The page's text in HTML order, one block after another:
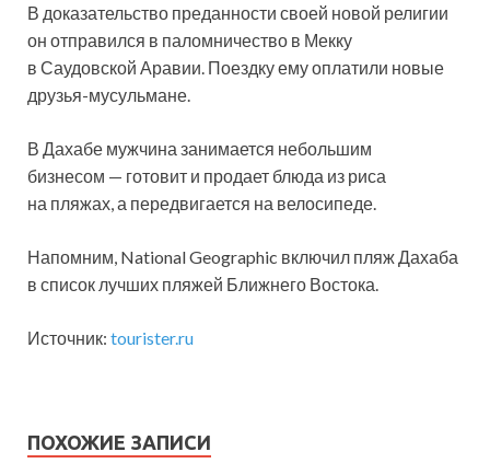
В доказательство преданности своей новой религии
он отправился в паломничество в Мекку
в Саудовской Аравии. Поездку ему оплатили новые
друзья-мусульмане.
В Дахабе мужчина занимается небольшим
бизнесом — готовит и продает блюда из риса
на пляжах, а передвигается на велосипеде.
Напомним, National Geographic включил пляж Дахаба
в список лучших пляжей Ближнего Востока.
Источник: tourister.ru
ПОХОЖИЕ ЗАПИСИ